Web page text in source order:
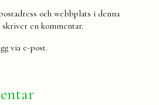
och webbplats i denna
skriver en kommentar.
via e-post.